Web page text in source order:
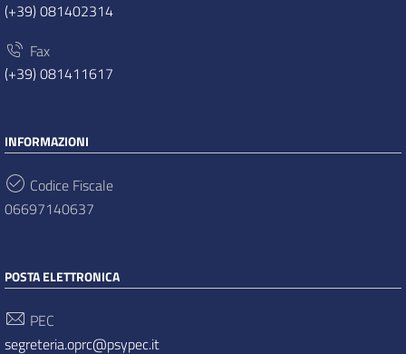
(+39) 081402314
Fax
(+39) 081411617
INFORMAZIONI
Codice Fiscale
06697140637
POSTA ELETTRONICA
PEC
segreteria.oprc@psypec.it